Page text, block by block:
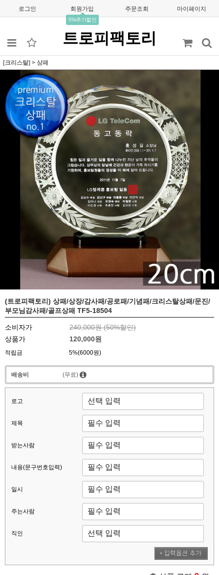
로그인 회원가입
5%추가할인
주문조회 마이페이지
트로피팩토리
[크리스탈] > 상패
(트로피팩토리) 상패/상장/감사패/공로패/기념패/크리스탈상패/문진/
부모님감사패/골프상패 TF5-18504
소비자가 240,000원 (50%할인)
상품가
120,000원
적립금 5%(6000원)
배송비 (무료)
로고
제목
받는사람
내용(문구번호입력)
일시
주는사람
직인